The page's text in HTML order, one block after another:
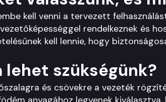
kell venni a tervezett
rendelkeznek és
kell lennie, hogy
lehet szükségünk?
és csövekre a vezeték